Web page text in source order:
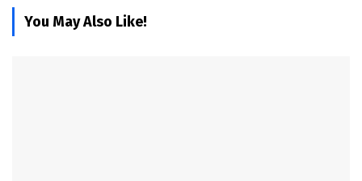
You May Also Like!